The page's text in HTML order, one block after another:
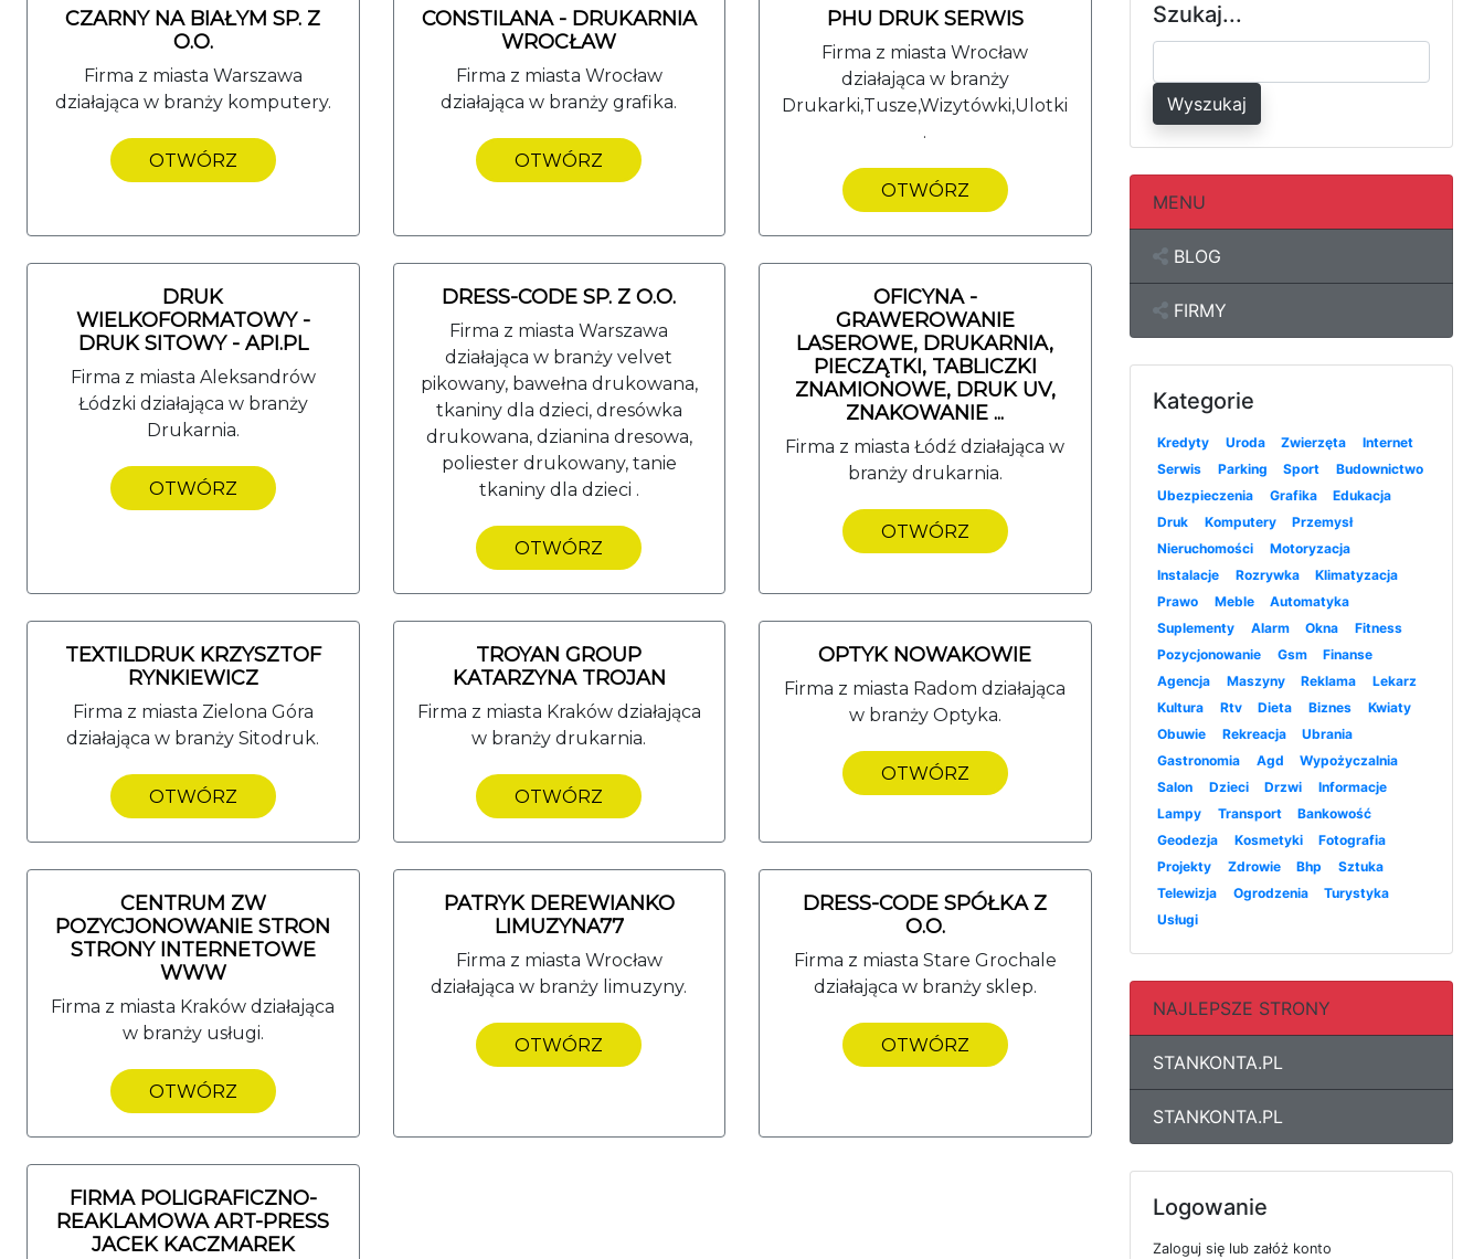
CZARNY NA BIAŁYM SP. Z
O.O.
Firma z miasta Warszawa
działająca w branży komputery.
OTWÓRZ
CONSTILANA - DRUKARNIA
WROCŁAW
Firma z miasta Wrocław
działająca w branży grafika.
OTWÓRZ
PHU DRUK SERWIS
Firma z miasta Wrocław
działająca w branży
Drukarki,Tusze,Wizytówki,Ulotki
.
OTWÓRZ
DRUK
WIELKOFORMATOWY -
DRUK SITOWY - API.PL
Firma z miasta Aleksandrów
Łódzki działająca w branży
Drukarnia.
OTWÓRZ
DRESS-CODE SP. Z O.O.
Firma z miasta Warszawa
działająca w branży velvet
pikowany, bawełna drukowana,
tkaniny dla dzieci, dresówka
drukowana, dzianina dresowa,
poliester drukowany, tanie
tkaniny dla dzieci .
OTWÓRZ
OFICYNA -
GRAWEROWANIE
LASEROWE, DRUKARNIA,
PIECZĄTKI, TABLICZKI
ZNAMIONOWE, DRUK UV,
ZNAKOWANIE ...
Firma z miasta Łódź działająca w
branży drukarnia.
OTWÓRZ
TEXTILDRUK KRZYSZTOF
RYNKIEWICZ
Firma z miasta Zielona Góra
działająca w branży Sitodruk.
OTWÓRZ
TROYAN GROUP
KATARZYNA TROJAN
Firma z miasta Kraków działająca
w branży drukarnia.
OTWÓRZ
OPTYK NOWAKOWIE
Firma z miasta Radom działająca
w branży Optyka.
OTWÓRZ
CENTRUM ZW
POZYCJONOWANIE STRON
STRONY INTERNETOWE
WWW
Firma z miasta Kraków działająca
w branży usługi.
OTWÓRZ
PATRYK DEREWIANKO
LIMUZYNA77
Firma z miasta Wrocław
działająca w branży limuzyny.
OTWÓRZ
DRESS-CODE SPÓŁKA Z
O.O.
Firma z miasta Stare Grochale
działająca w branży sklep.
OTWÓRZ
FIRMA POLIGRAFICZNO-
REAKLAMOWA ART-PRESS
JACEK KACZMAREK
Szukaj...
Wyszukaj
MENU
BLOG
FIRMY
Kategorie
Kredyty Uroda Zwierzęta
Internet
Serwis
Parking Sport
Budownictwo
Ubezpieczenia
Grafika
Edukacja
Druk
Komputery
Przemysł
Nieruchomości
Motoryzacja
Instalacje
Rozrywka
Klimatyzacja
Prawo
Meble
Automatyka
Suplementy
Alarm Okna
Fitness
Pozycjonowanie
Gsm
Finanse
Agencja
Maszyny Reklama
Lekarz
Kultura
Rtv Dieta Biznes
Kwiaty
Obuwie
Rekreacja
Ubrania
Gastronomia
Agd
Wypożyczalnia
Salon
Dzieci Drzwi
Informacje
Lampy
Transport
Bankowość
Geodezja
Kosmetyki
Fotografia
Projekty
Zdrowie Bhp
Sztuka
Telewizja
Ogrodzenia
Turystyka
Usługi
NAJLEPSZE STRONY
STANKONTA.PL
STANKONTA.PL
Logowanie
Zaloguj się lub załóż konto